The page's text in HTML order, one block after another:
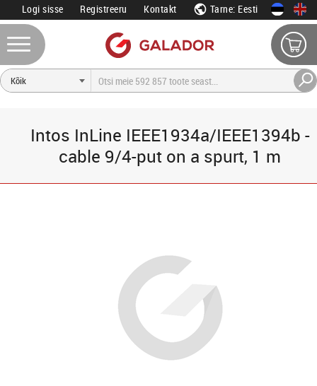
Logi sisse Registreeru Kontakt Tarne: Eesti
Intos InLine IEEE1934a/IEEE1394b -
cable 9/4-put on a spurt, 1 m